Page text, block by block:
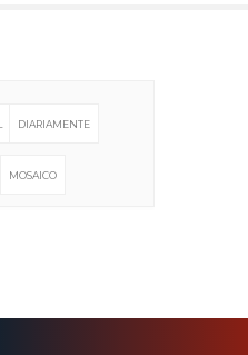
DIARIAMENTE
MOSAICO